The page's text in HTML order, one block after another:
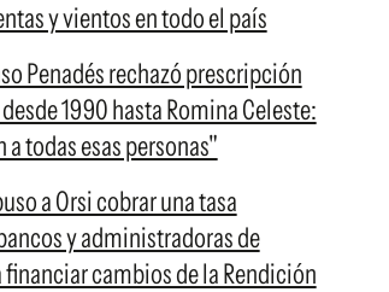
y vientos en todo el país
Penadés rechazó prescripción
1990 hasta Romina Celeste:
todas esas personas"
a Orsi cobrar una tasa
y administradoras de
cambios de la Rendición